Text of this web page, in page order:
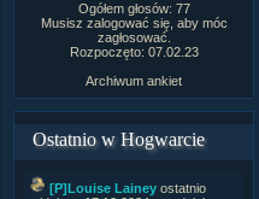
Ogółem głosów: 77
Musisz zalogować się, aby móc
zagłosować.
Rozpoczęto: 07.02.23
Archiwum ankiet
Ostatnio w Hogwarcie
[P]Louise Lainey ostatnio